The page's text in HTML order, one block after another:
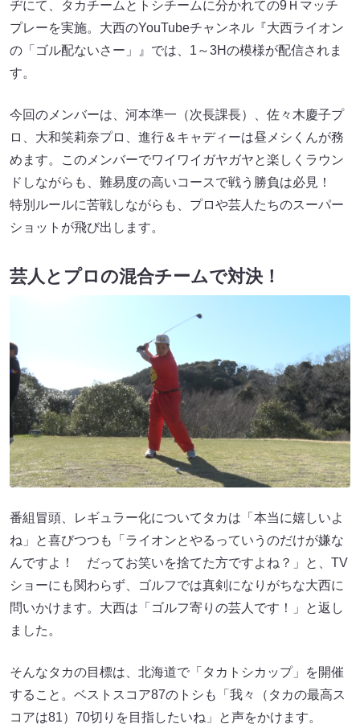
ヂにて、タカチームとトシチームに分かれての9Ｈマッチ
プレーを実施。大西のYouTubeチャンネル『大西ライオン
の「ゴル配ないさー」』では、1～3Hの模様が配信されま
す。
今回のメンバーは、河本準一（次長課長）、佐々木慶子プ
ロ、大和笑莉奈プロ、進行＆キャディーは昼メシくんが務
めます。このメンバーでワイワイガヤガヤと楽しくラウン
ドしながらも、難易度の高いコースで戦う勝負は必見！
特別ルールに苦戦しながらも、プロや芸人たちのスーパー
ショットが飛び出します。
芸人とプロの混合チームで対決！
番組冒頭、レギュラー化についてタカは「本当に嬉しいよ
ね」と喜びつつも「ライオンとやるっていうのだけが嫌な
んですよ！ だってお笑いを捨てた方ですよね？」と、TV
ショーにも関わらず、ゴルフでは真剣になりがちな大西に
問いかけます。大西は「ゴルフ寄りの芸人です！」と返し
ました。
そんなタカの目標は、北海道で「タカトシカップ」を開催
すること。ベストスコア87のトシも「我々（タカの最高ス
コアは81）70切りを目指したいね」と声をかけます。